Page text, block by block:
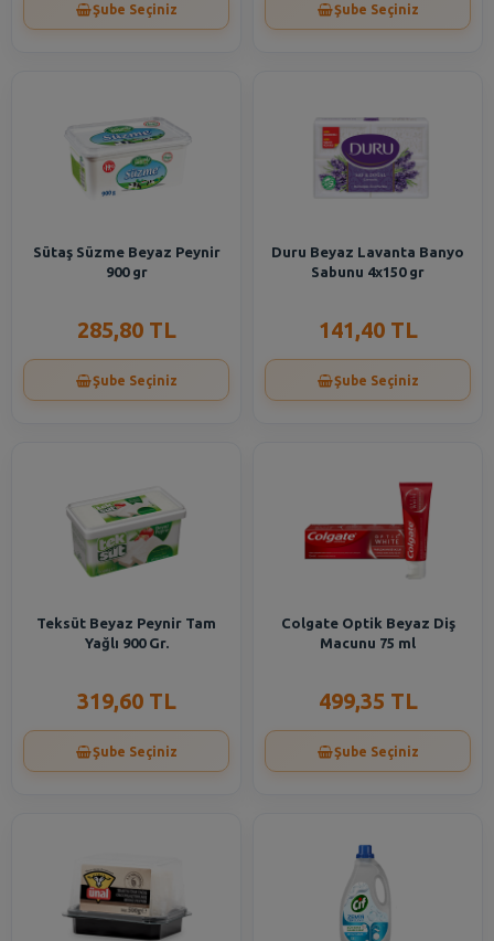
Şube Seçiniz Şube Seçiniz
Sütaş Süzme Beyaz Peynir
900 gr
285,80 TL
Şube Seçiniz
Duru Beyaz Lavanta Banyo
Sabunu 4x150 gr
141,40 TL
Şube Seçiniz
Teksüt Beyaz Peynir Tam
Yağlı 900 Gr.
319,60 TL
Şube Seçiniz
Colgate Optik Beyaz Diş
Macunu 75 ml
499,35 TL
Şube Seçiniz